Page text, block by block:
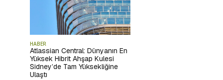
HABER
Atlassian Central: Dünyanın En
Yüksek Hibrit Ahşap Kulesi
Sidney’de Tam Yüksekliğine
Ulaştı